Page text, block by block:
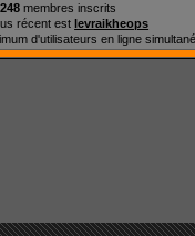
membres inscrits
récent estlevraikheops
d'utilisateurs en ligne